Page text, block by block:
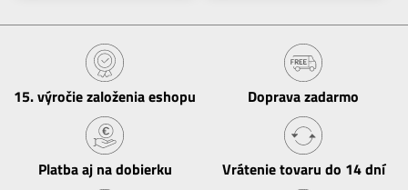
15​. výročie založenia eshopu Doprava zadarmo
Platba aj na dobierku Vrátenie tovaru do 14 dní